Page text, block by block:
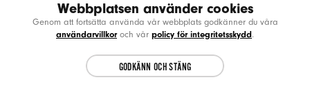
Webbplatsen använder cookies
Genom att fortsätta använda vår webbplats godkänner du våra
användarvillkoroch vår policy för integritetsskydd.
GODKÄNN OCH STÄNG
Choose another country or region to see
content specific to your location.